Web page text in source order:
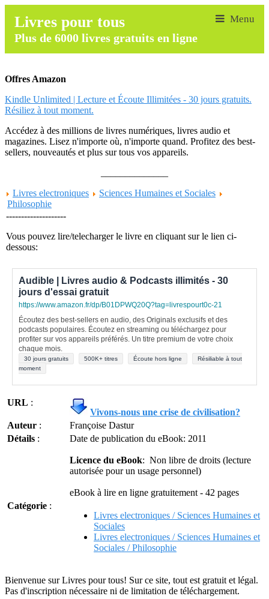
Livres pour tous
Plus de 6000 livres gratuits en ligne
Offres Amazon
Kindle Unlimited | Lecture et Écoute Illimitées - 30 jours gratuits.
Résiliez à tout moment.
Accédez à des millions de livres numériques, livres audio et
magazines. Lisez n'importe où, n'importe quand. Profitez des best-
sellers, nouveautés et plus sur tous vos appareils.
Livres electroniques
Sciences Humaines et Sociales
Philosophie
--------------------
Vous pouvez lire/telecharger le livre en cliquant sur le lien ci-
dessous:
Audible | Livres audio & Podcasts illimités - 30
jours d'essai gratuit
https://www.amazon.fr/dp/B01DPWQ20Q?tag=livrespourt0c-21
Écoutez des best-sellers en audio, des Originals exclusifs et des
podcasts populaires. Écoutez en streaming ou téléchargez pour
profiter sur vos appareils préférés. Un titre premium de votre choix
chaque mois.
30 jours gratuits 500K+ titres Écoute hors ligne
Résiliable à tout
moment
URL :
Vivons-nous une crise de civilisation?
Auteur :
Françoise Dastur
Détails : Date de publication du eBook: 2011
Licence du eBook: Non libre de droits (lecture
autorisée pour un usage personnel)
eBook à lire en ligne gratuitement - 42 pages
Catégorie :
Livres electroniques / Sciences Humaines et
Sociales
Livres electroniques / Sciences Humaines et
Sociales / Philosophie
Bienvenue sur Livres pour tous! Sur ce site, tout est gratuit et légal.
Pas d'inscription nécessaire ni de limitation de téléchargement.